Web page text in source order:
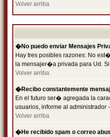
Volver arriba
�No puedo enviar Mensajes
Hay tres posibles razones: No
la mensajer�a privada para Ud.
Volver arriba
�Recibo constantemente
En el futuro ser� agregada la
usuarios, informe al
Volver arriba
�He recibido spam o correo